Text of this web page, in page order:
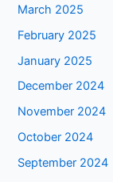
March 2025
February 2025
January 2025
December 2024
November 2024
October 2024
September 2024